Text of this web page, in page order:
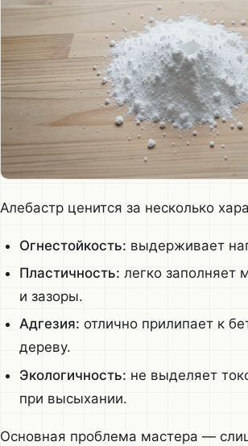
Алебастр ценится за несколько
Огнестойкость: выдерживает
Пластичность: легко заполняет
и зазоры.
Адгезия: отлично прилипает к
дереву.
Экологичность: не выделяет
при высыхании.
Основная проблема мастера —